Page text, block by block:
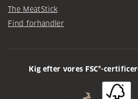
The MeatStick
Find forhandler
Kig efter vores FSC®-